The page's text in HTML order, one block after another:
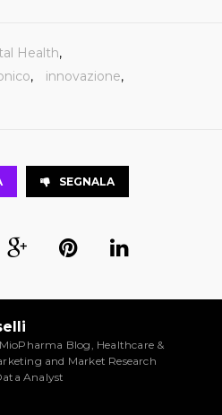
Health,
, innovazione,
SEGNALA
Blog, Healthcare &
and Market Research
Analyst